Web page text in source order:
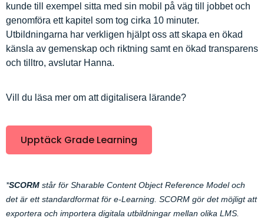
kunde till exempel sitta med sin mobil på väg till jobbet och
genomföra ett kapitel som tog cirka 10 minuter.
Utbildningarna har verkligen hjälpt oss att skapa en ökad
känsla av gemenskap och riktning samt en ökad transparens
och tilltro, avslutar Hanna.
Vill du läsa mer om att digitalisera lärande?
Upptäck Grade Learning
*SCORM står för Sharable Content Object Reference Model och
det är ett standardformat för e-Learning. SCORM gör det möjligt att
exportera och importera digitala utbildningar mellan olika LMS.